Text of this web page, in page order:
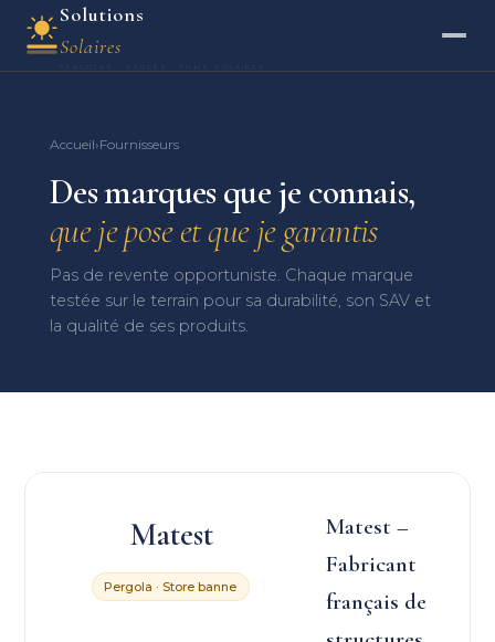
Solutions
Solaires
Accueil›Fournisseurs
Des marques que je connais,
que je pose et que je garantis
Pas de revente opportuniste. Chaque marque
testée sur le terrain pour sa durabilité, son SAV et
la qualité de ses produits.
Matest
Pergola · Store banne
Matest –
Fabricant
français de